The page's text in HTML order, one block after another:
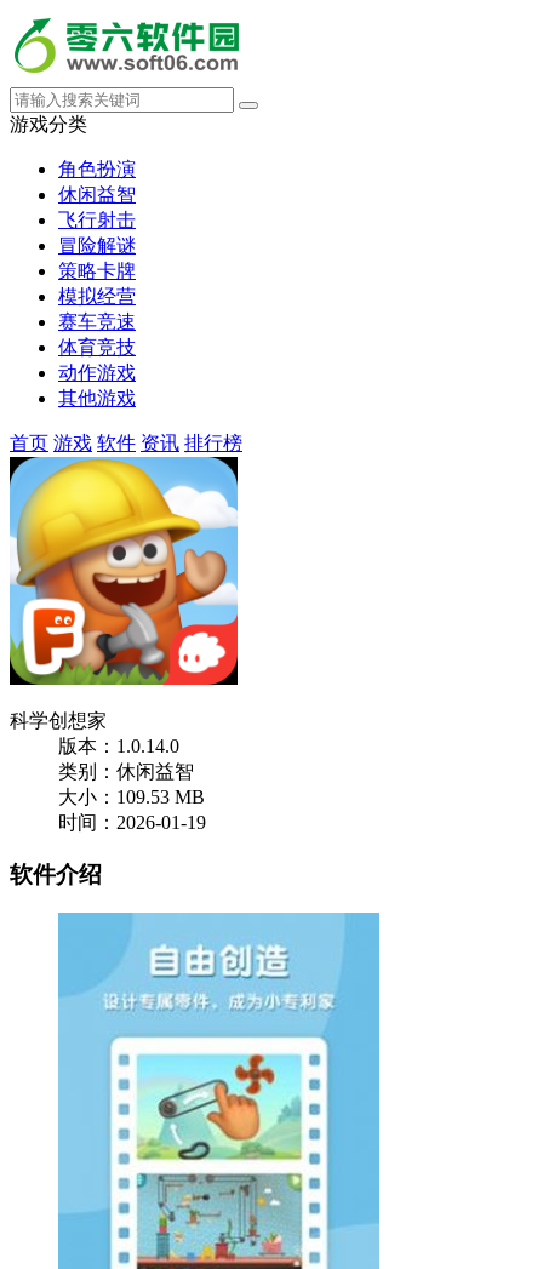
游戏分类
角色扮演
休闲益智
飞行射击
冒险解谜
策略卡牌
模拟经营
赛车竞速
体育竞技
动作游戏
其他游戏
首页 游戏 软件 资讯 排行榜
科学创想家
版本：1.0.14.0
类别：休闲益智
大小：109.53 MB
时间：2026-01-19
软件介绍